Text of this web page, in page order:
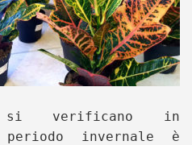
verificano in
periodo invernale è